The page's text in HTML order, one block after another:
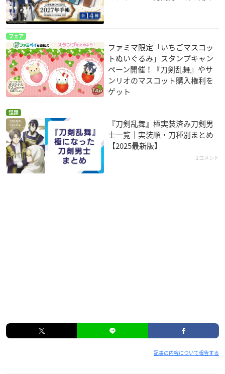
フェア
ファミマ限定「いちごマスコッ
トぬいぐるみ」スタンプキャン
ペーン開催！『刀剣乱舞』やサ
ンリオのマスコット購入権利を
ゲット
話題
『刀剣乱舞』極実装済み刀剣男
士一覧｜実装順・刀種別まとめ
【2025最新版】
2コメント
記事の内容について報告する